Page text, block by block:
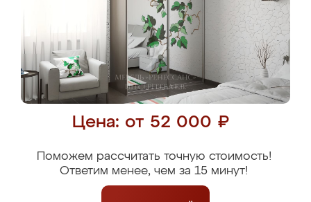
Цена: от 52 000 ₽
Поможем рассчитать точную стоимость!
Ответим менее, чем за 15 минут!